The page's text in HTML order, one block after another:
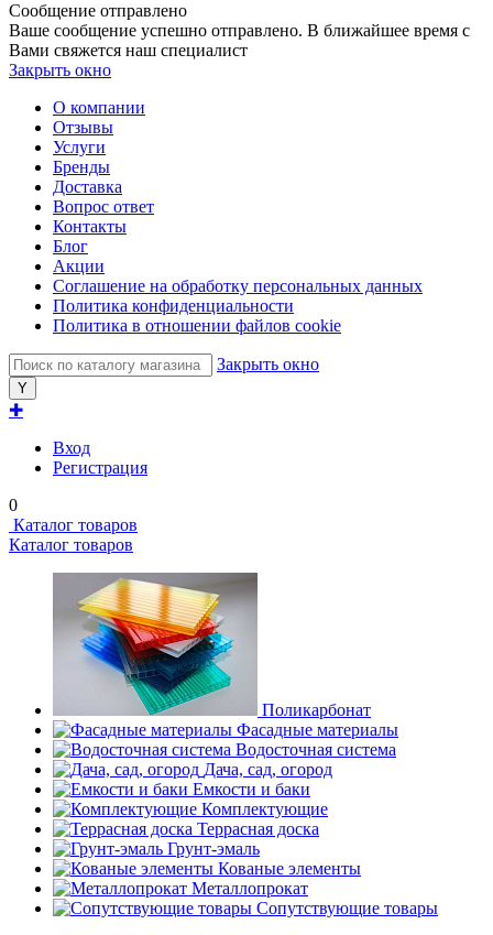
Сообщение отправлено
Ваше сообщение успешно отправлено. В ближайшее время с
Вами свяжется наш специалист
Закрыть окно
О компании
Отзывы
Услуги
Бренды
Доставка
Вопрос ответ
Контакты
Блог
Акции
Соглашение на обработку персональных данных
Политика конфиденциальности
Политика в отношении файлов cookie
Закрыть окно
✚
Вход
Регистрация
0
Каталог товаров
Каталог товаров
Поликарбонат
Фасадные материалы
Водосточная система
Дача, сад, огород
Емкости и баки
Комплектующие
Террасная доска
Грунт-эмаль
Кованые элементы
Металлопрокат
Сопутствующие товары